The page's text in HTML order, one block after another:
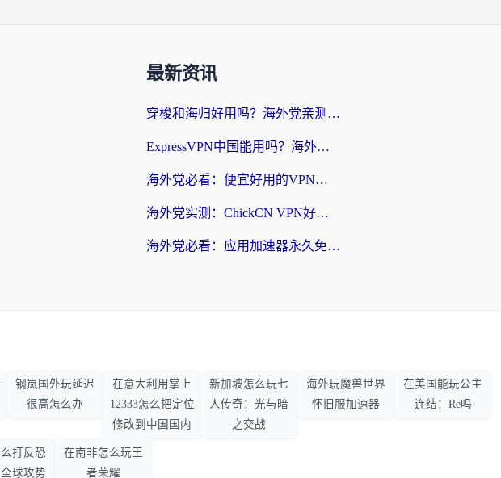
最新资讯
穿梭和海归好用吗？海外党亲测：3步选对回国加速器，无缝刷国内剧玩手游
ExpressVPN中国能用吗？海外党翻回国内的加速器选择指南（附番茄加速器实测）
海外党必看：便宜好用的VPN怎么选？3步解决回国访问难题+Steam改区技巧
海外党实测：ChickCN VPN好用吗？和OurPlay VPN对比哪个回国效果更好？附避坑指南
海外党必看：应用加速器永久免费版真的靠谱吗？教你选对回国加速器无缝刷国内资源
钢岚国外玩延迟
很高怎么办
在意大利用掌上
12333怎么把定位
修改到中国国内
新加坡怎么玩七
人传奇：光与暗
之交战
海外玩魔兽世界
怀旧服加速器
在美国能玩公主
连结：Re吗
打反恐
球攻势
在南非怎么玩王
者荣耀